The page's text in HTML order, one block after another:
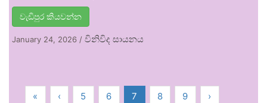
වැඩිපුර කියවන්න
January 24, 2026 / විනිවිද සායනය
« ‹ 5 6 7 8 9
›